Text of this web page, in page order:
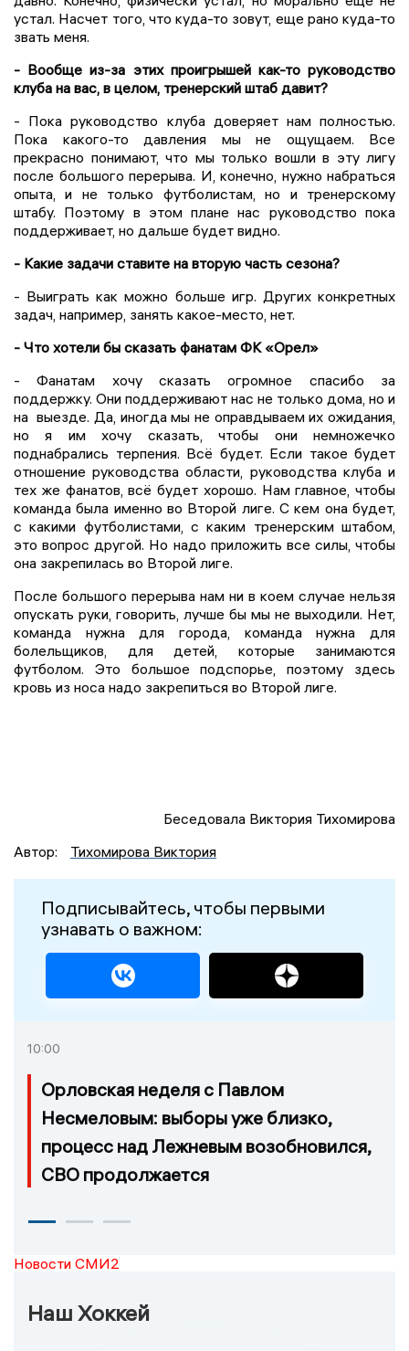
устал. Насчет того, что куда-то зовут, еще рано куда-то
звать меня.
- Вообще из-за этих проигрышей как-то руководство
клуба на вас, в целом, тренерский штаб давит?
- Пока руководство клуба доверяет нам полностью.
Пока какого-то давления мы не ощущаем. Все
прекрасно понимают, что мы только вошли в эту лигу
после большого перерыва. И, конечно, нужно набраться
опыта, и не только футболистам, но и тренерскому
штабу. Поэтому в этом плане нас руководство пока
поддерживает, но дальше будет видно.
- Какие задачи ставите на вторую часть сезона?
- Выиграть как можно больше игр. Других конкретных
задач, например, занять какое-место, нет.
- Что хотели бы сказать фанатам ФК «Орел»
- Фанатам хочу сказать огромное спасибо за
поддержку. Они поддерживают нас не только дома, но и
на выезде. Да, иногда мы не оправдываем их ожидания,
но я им хочу сказать, чтобы они немножечко
поднабрались терпения. Всё будет. Если такое будет
отношение руководства области, руководства клуба и
тех же фанатов, всё будет хорошо. Нам главное, чтобы
команда была именно во Второй лиге. С кем она будет,
с какими футболистами, с каким тренерским штабом,
это вопрос другой. Но надо приложить все силы, чтобы
она закрепилась во Второй лиге.
После большого перерыва нам ни в коем случае нельзя
опускать руки, говорить, лучше бы мы не выходили. Нет,
команда нужна для города, команда нужна для
болельщиков, для детей, которые занимаются
футболом. Это большое подспорье, поэтому здесь
кровь из носа надо закрепиться во Второй лиге.
Беседовала Виктория Тихомирова
Автор:
Тихомирова Виктория
Подписывайтесь, чтобы первыми
узнавать о важном:
10:00
Орловская неделя с Павлом
Несмеловым: выборы уже близко,
процесс над Лежневым возобновился,
СВО продолжается
Новости СМИ2
Наш Хоккей